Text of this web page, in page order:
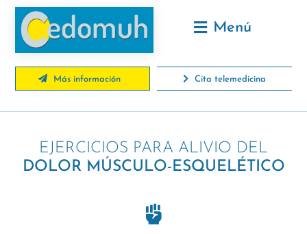
Menú
Más información Cita telemedicina
EJERCICIOS PARA ALIVIO DEL
DOLOR MÚSCULO-ESQUELÉTICO